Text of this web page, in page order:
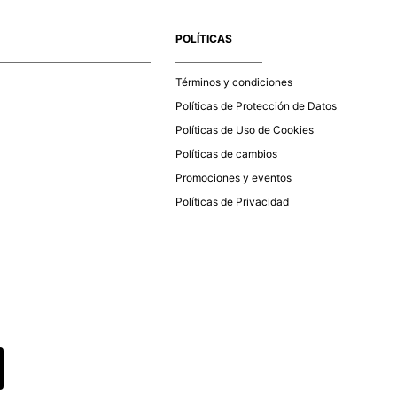
puedes ingresar al menú de “Mi cuenta - Mis Pedidos” en
POLÍTICAS
Términos y condiciones
Políticas de Protección de Datos
Políticas de Uso de Cookies
Políticas de cambios
Promociones y eventos
Políticas de Privacidad